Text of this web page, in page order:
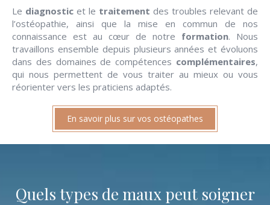
Le diagnostic et le traitement des troubles relevant de
l’ostéopathie, ainsi que la mise en commun de nos
connaissance est au cœur de notre formation. Nous
travaillons ensemble depuis plusieurs années et évoluons
dans des domaines de compétences complémentaires,
qui nous permettent de vous traiter au mieux ou vous
réorienter vers les praticiens adaptés.
En savoir plus sur vos ostéopathes
Quels types de maux peut soigner